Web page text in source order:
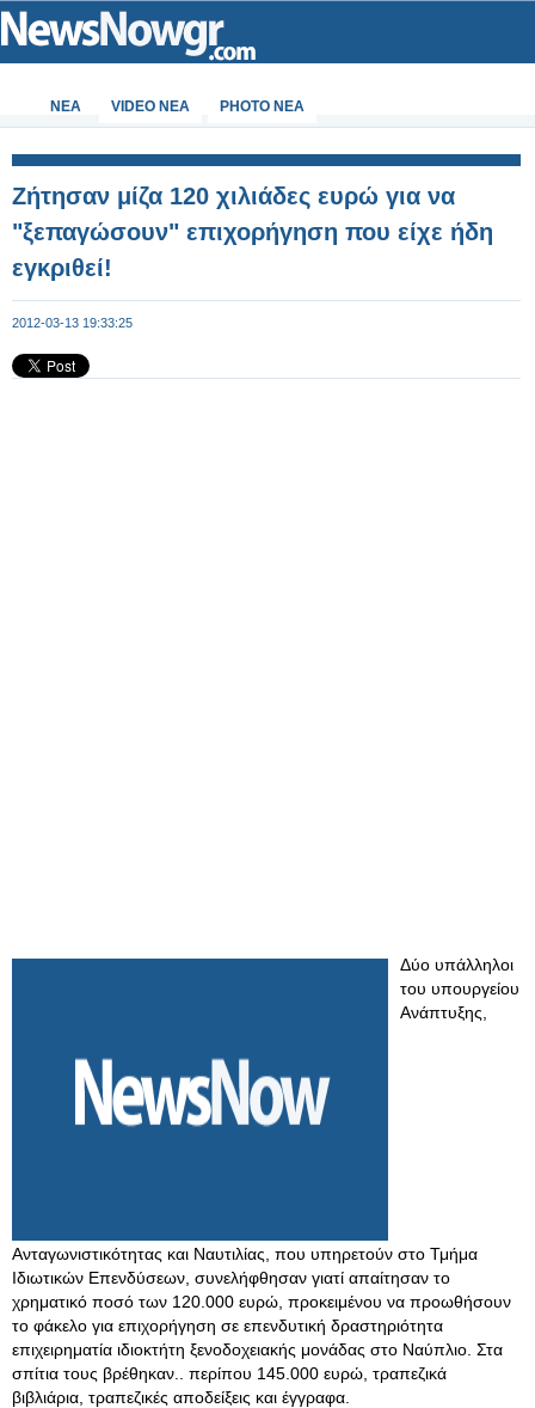
ΝΕΑ VIDEO NEA PHOTO NEA
Ζήτησαν μίζα 120 χιλιάδες ευρώ για να
"ξεπαγώσουν" επιχορήγηση που είχε ήδη
εγκριθεί!
2012-03-13 19:33:25
Δύο υπάλληλοι
του υπουργείου
Ανάπτυξης,
Ανταγωνιστικότητας και Ναυτιλίας, που υπηρετούν στο Τμήμα
Ιδιωτικών Επενδύσεων, συνελήφθησαν γιατί απαίτησαν το
χρηματικό ποσό των 120.000 ευρώ, προκειμένου να προωθήσουν
το φάκελο για επιχορήγηση σε επενδυτική δραστηριότητα
επιχειρηματία ιδιοκτήτη ξενοδοχειακής μονάδας στο Ναύπλιο. Στα
σπίτια τους βρέθηκαν.. περίπου 145.000 ευρώ, τραπεζικά
βιβλιάρια, τραπεζικές αποδείξεις και έγγραφα.